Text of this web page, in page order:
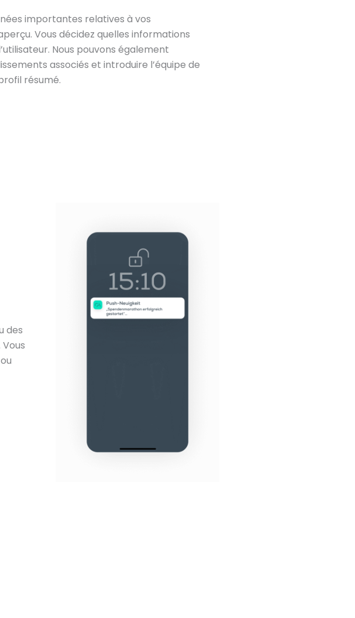
importantes relatives à vos
Vous décidez quelles informations
Nous pouvons également
associés et introduire l’équipe de
résumé.
des